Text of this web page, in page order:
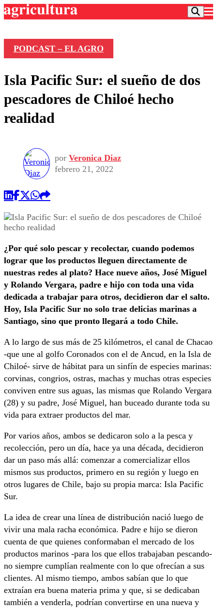
Frecuencias
Agricultura TV
Deportes
Seleccion Chilena
Torneo Internacional
Economía
Internacional
Publicaciones en medios
Opinión
PODCAST – EL AGRO
Isla Pacific Sur: el sueño de dos
pescadores de Chiloé hecho
realidad
por Veronica Diaz
febrero 21, 2022
¿Por qué solo pescar y recolectar, cuando podemos
lograr que los productos lleguen directamente de
nuestras redes al plato? Hace nueve años, José Miguel
y Rolando Vergara, padre e hijo con toda una vida
dedicada a trabajar para otros, decidieron dar el salto.
Hoy, Isla Pacific Sur no solo trae delicias marinas a
Santiago, sino que pronto llegará a todo Chile.
A lo largo de sus más de 25 kilómetros, el canal de Chacao
-que une al golfo Coronados con el de Ancud, en la Isla de
Chiloé- sirve de hábitat para un sinfín de especies marinas:
corvinas, congrios, ostras, machas y muchas otras especies
conviven entre sus aguas, las mismas que Rolando Vergara
(28) y su padre, José Miguel, han buceado durante toda su
vida para extraer productos del mar.
Por varios años, ambos se dedicaron solo a la pesca y
recolección, pero un día, hace ya una década, decidieron
dar un paso más allá: comenzar a comercializar ellos
mismos sus productos, primero en su región y luego en
otros lugares de Chile, bajo su propia marca: Isla Pacific
Sur.
La idea de crear una línea de distribución nació luego de
vivir una mala racha económica. Padre e hijo se dieron
cuenta de que quienes conformaban el mercado de los
productos marinos -para los que ellos trabajaban pescando-
no siempre cumplían realmente con lo que ofrecían a sus
clientes. Al mismo tiempo, ambos sabían que lo que
extraían era buena materia prima y que, si se dedicaban
también a venderla, podrían convertirse en una nueva y